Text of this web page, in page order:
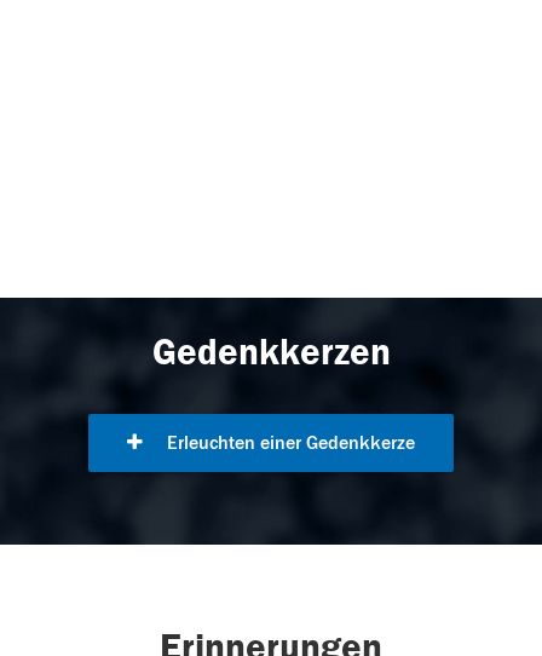
Gedenkkerzen
Erleuchten einer Gedenkkerze